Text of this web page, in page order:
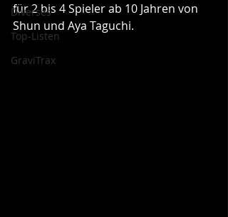
Diverses
Top-Listen
GraviTrax
für 2 bis 4 Spieler ab 10 Jahren von
Shun und Aya Taguchi.